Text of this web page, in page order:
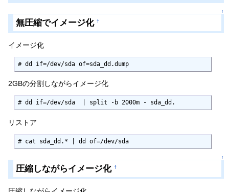
↑
無圧縮でイメージ化 †
イメージ化
# dd if=/dev/sda of=sda_dd.dump
2GBの分割しながらイメージ化
# dd if=/dev/sda  | split -b 2000m - sda_dd.
リストア
# cat sda_dd.* | dd of=/dev/sda
↑
圧縮しながらイメージ化 †